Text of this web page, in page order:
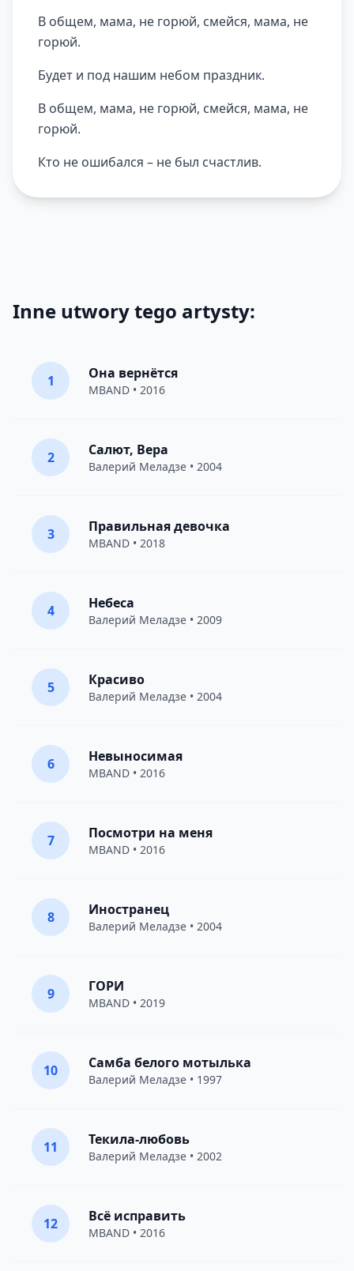
В общем, мама, не горюй, смейся, мама, не
горюй.
Будет и под нашим небом праздник.
В общем, мама, не горюй, смейся, мама, не
горюй.
Кто не ошибался – не был счастлив.
Inne utwory tego artysty:
1 Она вернётся
MBAND • 2016
2 Салют, Вера
Валерий Меладзе • 2004
3 Правильная девочка
MBAND • 2018
4 Небеса
Валерий Меладзе • 2009
5 Красиво
Валерий Меладзе • 2004
6 Невыносимая
MBAND • 2016
7 Посмотри на меня
MBAND • 2016
8 Иностранец
Валерий Меладзе • 2004
9 ГОРИ
MBAND • 2019
10 Самба белого мотылька
Валерий Меладзе • 1997
11 Текила-любовь
Валерий Меладзе • 2002
12 Всё исправить
MBAND • 2016